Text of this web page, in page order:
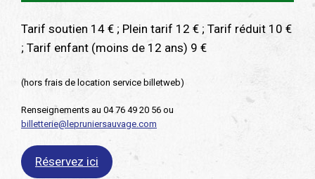
Tarif soutien 14 € ; Plein tarif 12 € ; Tarif réduit 10 €
; Tarif enfant (moins de 12 ans) 9 €
(hors frais de location service billetweb)
Renseignements au 04 76 49 20 56 ou
billetterie@lepruniersauvage.com
Réservez ici